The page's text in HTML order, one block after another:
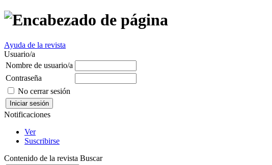
Ayuda de la revista
Usuario/a
Nombre de usuario/a
Contraseña
No cerrar sesión
Notificaciones
Ver
Suscribirse
Contenido de la revista Buscar